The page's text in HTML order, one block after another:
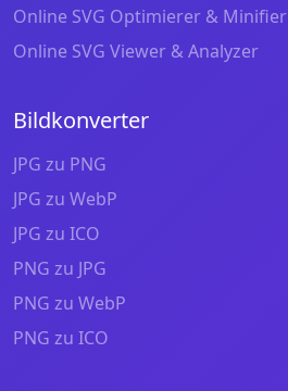
Online SVG Optimierer & Minifier
Online SVG Viewer & Analyzer
Bildkonverter
JPG zu PNG
JPG zu WebP
JPG zu ICO
PNG zu JPG
PNG zu WebP
PNG zu ICO